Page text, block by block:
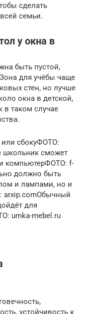
сделать
семьи.
у окна в
быть пустой,
для учёбы чаще
стен, но лучше
окна в детской,
в таком случае
или сбокуФОТО:
школьник сможет
и компьютерФОТО: f-
должно быть
и лампами, но и
arxip.comОбычный
для
umka-mebel.ru
устойчивость к